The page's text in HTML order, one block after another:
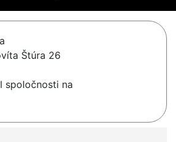
Štúra 26
spoločnosti na